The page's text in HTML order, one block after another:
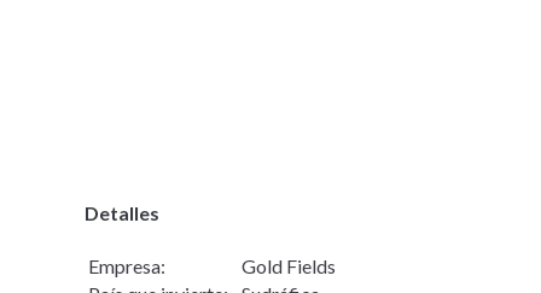
Detalles
Empresa:
Gold Fields